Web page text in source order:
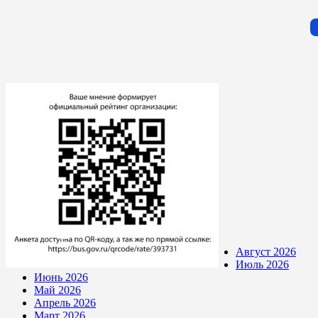
Август 2026
Июль 2026
Июнь 2026
Май 2026
Апрель 2026
Март 2026